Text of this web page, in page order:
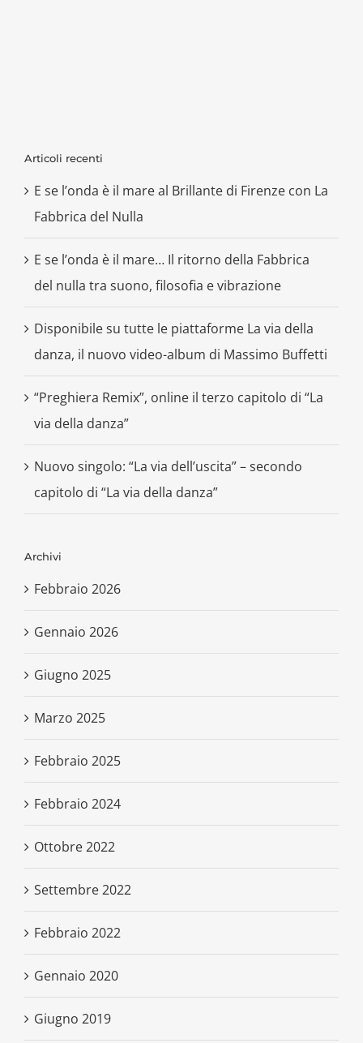
Articoli recenti
E se l’onda è il mare al Brillante di Firenze con La
Fabbrica del Nulla
E se l’onda è il mare… Il ritorno della Fabbrica
del nulla tra suono, filosofia e vibrazione
Disponibile su tutte le piattaforme La via della
danza, il nuovo video-album di Massimo Buffetti
“Preghiera Remix”, online il terzo capitolo di “La
via della danza”
Nuovo singolo: “La via dell’uscita” – secondo
capitolo di “La via della danza”
Archivi
Febbraio 2026
Gennaio 2026
Giugno 2025
Marzo 2025
Febbraio 2025
Febbraio 2024
Ottobre 2022
Settembre 2022
Febbraio 2022
Gennaio 2020
Giugno 2019